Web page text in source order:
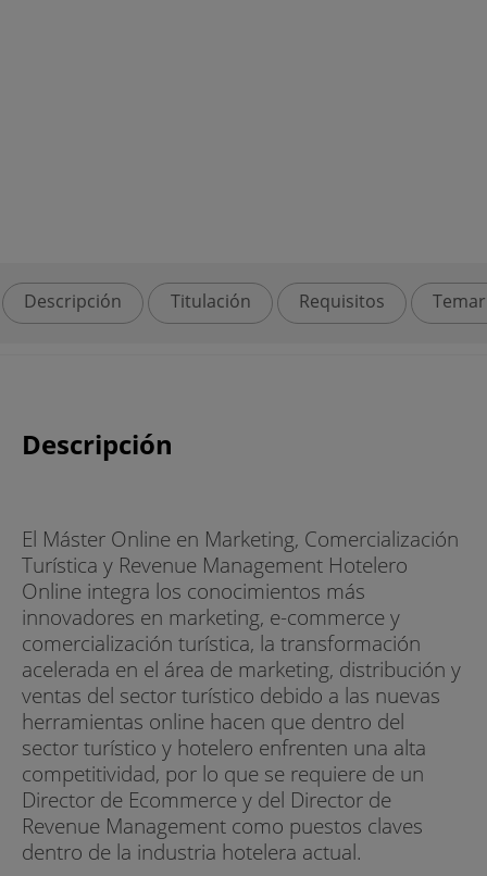
Descripción Titulación Requisitos
Descripción
El Máster Online en Marketing, Comercialización
Turística y Revenue Management Hotelero
Online integra los conocimientos más
innovadores en marketing, e-commerce y
comercialización turística, la transformación
acelerada en el área de marketing, distribución y
ventas del sector turístico debido a las nuevas
herramientas online hacen que dentro del
sector turístico y hotelero enfrenten una alta
competitividad, por lo que se requiere de un
Director de Ecommerce y del Director de
Revenue Management como puestos claves
dentro de la industria hotelera actual.